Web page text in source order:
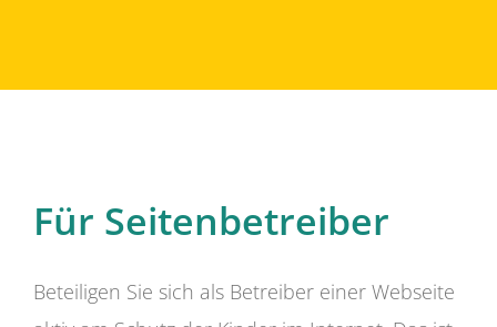
Für Seitenbetreiber
Beteiligen Sie sich als Betreiber einer Webseite